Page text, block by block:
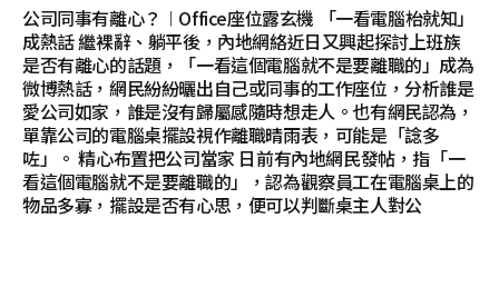
公司同事有離心？︱Office座位露玄機 「一看電腦枱就知」
成熱話 繼裸辭、躺平後，內地網絡近日又興起探討上班族
是否有離心的話題，「一看這個電腦就不是要離職的」成為
微博熱話，網民紛紛曬出自己或同事的工作座位，分析誰是
愛公司如家，誰是沒有歸屬感隨時想走人。也有網民認為，
單靠公司的電腦桌擺設視作離職晴雨表，可能是「諗多
咗」。 精心布置把公司當家 日前有內地網民發帖，指「一
看這個電腦就不是要離職的」，認為觀察員工在電腦桌上的
物品多寡，擺設是否有心思，便可以判斷桌主人對公